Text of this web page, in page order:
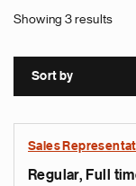
Showing 3 results
Sort by
Sales
Regular, Full